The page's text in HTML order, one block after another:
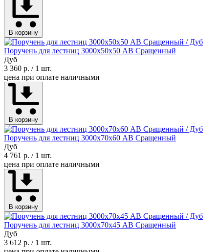
В корзину
Поручень для лестниц 3000х50х50 АВ Сращенный
Дуб
3 360 р. / 1 шт.
цена при оплате наличными
В корзину
Поручень для лестниц 3000х70х60 АВ Сращенный
Дуб
4 761 р. / 1 шт.
цена при оплате наличными
В корзину
Поручень для лестниц 3000х70х45 АВ Сращенный
Дуб
3 612 р. / 1 шт.